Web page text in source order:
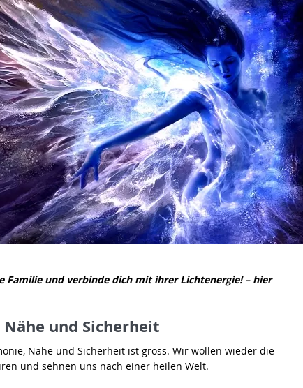
Familie und verbinde dich mit ihrer Lichtenergie! – hier
und Sicherheit
Nähe und Sicherheit ist gross. Wir wollen wieder die
und sehnen uns nach einer heilen Welt.